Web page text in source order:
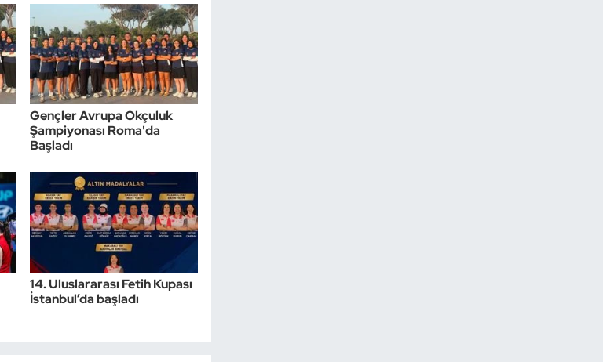
Gençler Avrupa Okçuluk
Şampiyonası Roma'da
Başladı
14. Uluslararası Fetih Kupası
İstanbul’da başladı